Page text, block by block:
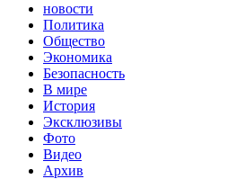
новости
Политика
Общество
Экономика
Безопасность
В мире
История
Эксклюзивы
Фото
Видео
Архив